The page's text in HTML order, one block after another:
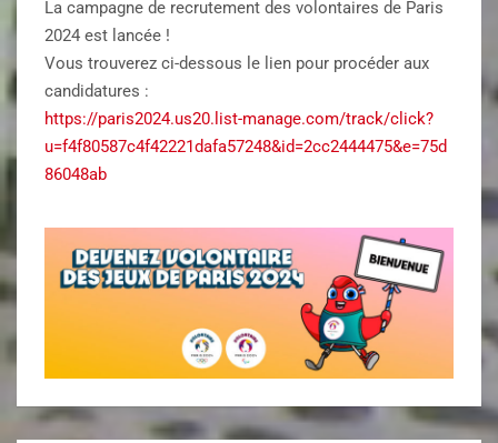
La campagne de recrutement des volontaires de Paris
2024 est lancée !
Vous trouverez ci-dessous le lien pour procéder aux
candidatures :
https://paris2024.us20.list-manage.com/track/click?
u=f4f80587c4f42221dafa57248&id=2cc2444475&e=75d
86048ab